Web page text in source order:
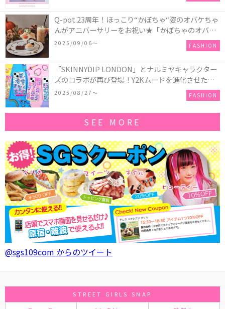
Q-pot.23周年！ほっこり“かぼちゃ“姿のオバケちゃ
んがアニバーサリーをお祝い★「かぼちゃのオバケ
ーキアクセサリー」が新発売！Q-pot CAFE.では
「かぼちゃのオバケーキプレート」も登場
2025/09/06〜 FASHION
「SKINNYDIP LONDON」とナルミヤキャラクター
ズのコラボが再び登場！Y2Kムードを進化させた新
作コレクションを発売♪
2025/08/27〜 FASHION
SEE MORE
@sgs109com からのツイート
STREET GIRLS SNAP